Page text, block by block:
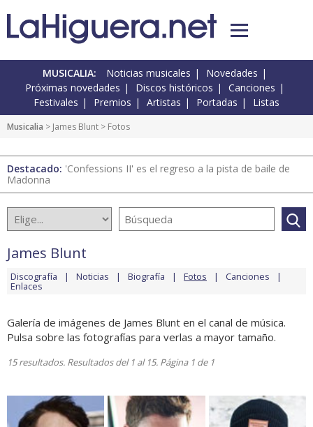
MUSICALIA: Noticias musicales
Novedades
Próximas novedades
Discos históricos
Canciones
Festivales
Premios Artistas Portadas Listas
Musicalia > James Blunt > Fotos
Destacado: 'Confessions II' es el regreso a la pista de baile de
Madonna
James Blunt
Discografía Noticias Biografía Fotos Canciones
Enlaces
Galería de imágenes de James Blunt en el canal de música.
Pulsa sobre las fotografías para verlas a mayor tamaño.
15 resultados. Resultados del 1 al 15. Página 1 de 1